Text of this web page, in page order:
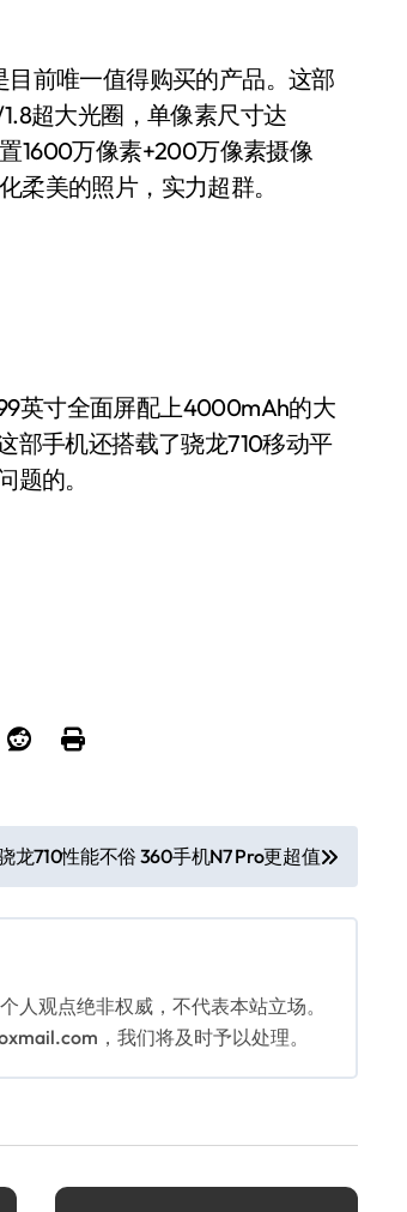
前唯一值得购买的产品。这部
超大光圈，单像素尺寸达
1600万像素+200万像素摄像
柔美的照片，实力超群。
英寸全面屏配上4000mAh的大
部手机还搭载了骁龙710移动平
的。
龙710性能不俗 360手机N7 Pro更超值
人观点绝非权威，不代表本站立场。
，我们将及时予以处理。